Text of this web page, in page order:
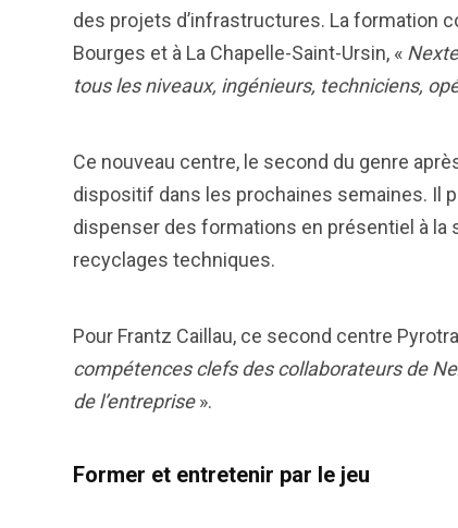
des projets d’infrastructures. La formation
Bourges et à La Chapelle-Saint-Ursin, «
tous les niveaux, ingénieurs, techniciens,
Ce nouveau centre, le second du genre
dispositif dans les prochaines semaines. Il
dispenser des formations en présentiel à la
recyclages techniques.
Pour Frantz Caillau, ce second centre
compétences clefs des collaborateurs de
de l’entreprise».
Former et entretenir par le jeu